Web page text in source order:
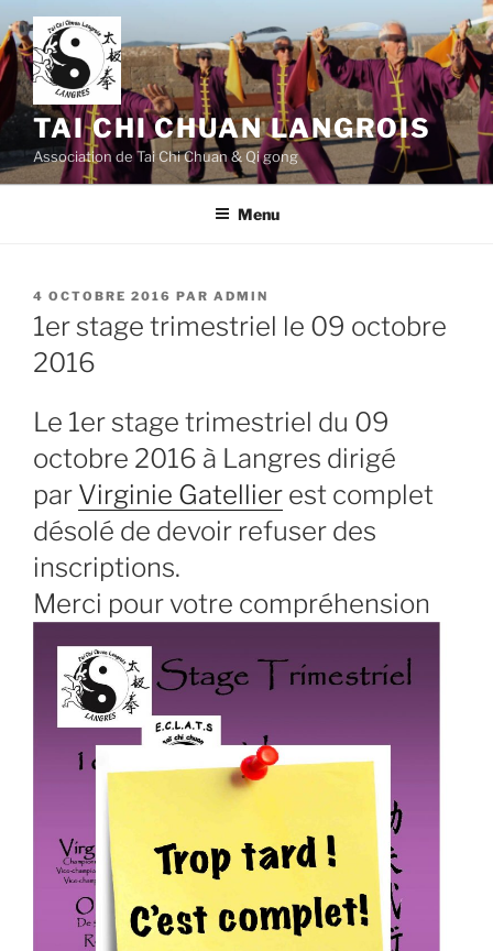
Aller
au
contenu
principal
TAI CHI CHUAN LANGROIS
Association de Tai Chi Chuan & Qi gong
Menu
PUBLIÉ
LE
4 OCTOBRE 2016 PAR ADMIN
1er stage trimestriel le 09 octobre
2016
Le 1er stage trimestriel du 09
octobre 2016 à Langres dirigé
par Virginie Gatellier est complet
désolé de devoir refuser des
inscriptions.
Merci pour votre compréhension